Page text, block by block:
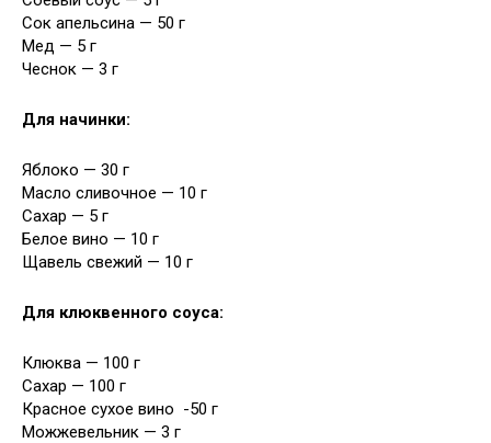
Сок апельсина — 50 г
Мед — 5 г
Чеснок — 3 г
Для начинки:
Яблоко — 30 г
Масло сливочное — 10 г
Сахар — 5 г
Белое вино — 10 г
Щавель свежий — 10 г
Для клюквенного соуса:
Клюква — 100 г
Сахар — 100 г
Красное сухое вино -50 г
Можжевельник — 3 г